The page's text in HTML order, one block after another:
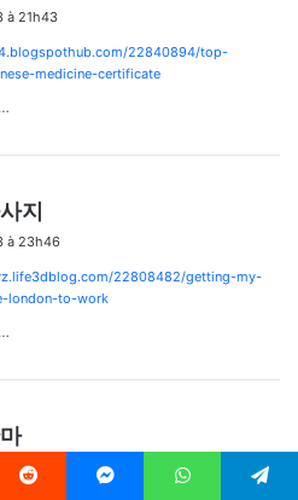
t
:
à 21h43
22840894/top-
medicine-certificate
지
t
:
à 23h46
22808482/getting-my-
london-to-work
i
t
à 23h53